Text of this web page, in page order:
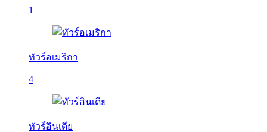
1
ทัวร์อเมริกา
4
ทัวร์อินเดีย